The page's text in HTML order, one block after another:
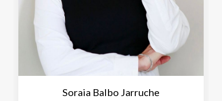
Soraia Balbo Jarruche